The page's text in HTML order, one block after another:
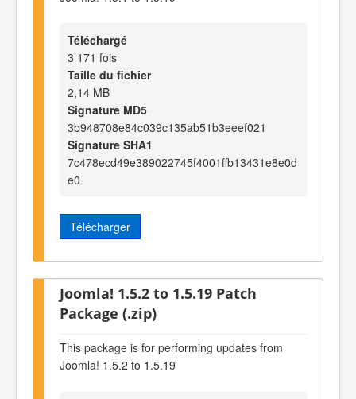
Téléchargé
3 171 fois
Taille du fichier
2,14 MB
Signature MD5
3b948708e84c039c135ab51b3eeef021
Signature SHA1
7c478ecd49e389022745f4001ffb13431e8e0d
e0
Télécharger
Joomla! 1.5.2 to 1.5.19 Patch
Package (.zip)
This package is for performing updates from
Joomla! 1.5.2 to 1.5.19